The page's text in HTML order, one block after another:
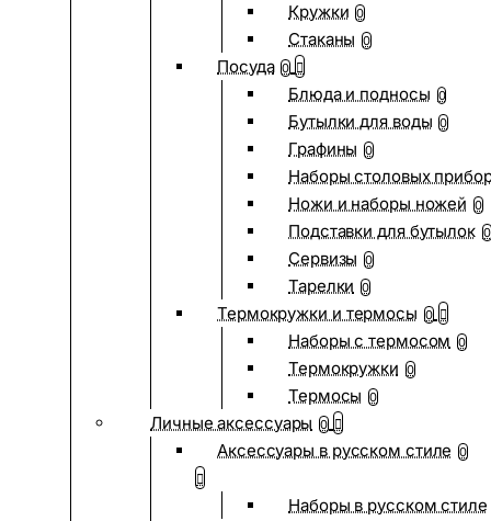
Кружки 0
Стаканы 0
Посуда 0
Блюда и подносы 0
Бутылки для воды 0
Графины 0
Наборы столовых
Ножи и наборы ножей 0
Подставки для бутылок 0
Сервизы 0
Тарелки 0
Термокружки и термосы 0
Наборы с термосом 0
Термокружки 0
Термосы 0
Личные аксессуары 0
Аксессуары в русском стиле 0
Наборы в русском стиле